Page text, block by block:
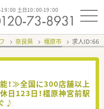
：00 土日10：00-19：00
奈良県 橿原市 求人ID：
！≫全国に300店舗以上
日123日！橿原神宮前駅
♪